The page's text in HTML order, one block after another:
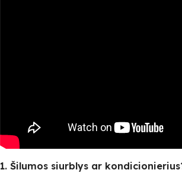
1. Šilumos siurblys ar